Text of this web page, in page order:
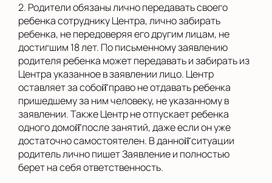
2. Родители обязаны лично передавать своего
ребенка сотруднику Центра, лично забирать
ребенка, не передоверяя его другим лицам, не
достигшим 18 лет. По письменному заявлению
родителя ребенка может передавать и забирать из
Центра указанное в заявлении лицо. Центр
оставляет за собой̆ право не отдавать ребенка
пришедшему за ним человеку, не указанному в
заявлении. Также Центр не отпускает ребенка
одного домой̆ после занятий, даже если он уже
достаточно самостоятелен. В данной̆ ситуации
родитель лично пишет Заявление и полностью
берет на себя ответственность.